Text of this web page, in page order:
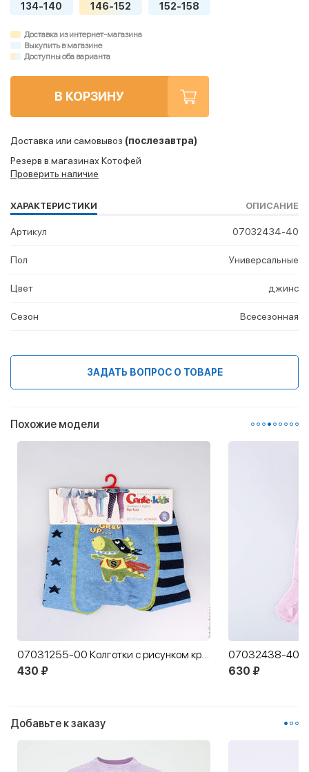
134-140 146-152 152-158
Доставка из интернет-магазина
Выкупить в магазине
Доступны оба варианта
В КОРЗИНУ
Доставка или самовывоз (послезавтра)
Резерв в магазинах Котофей
Проверить наличие
ХАРАКТЕРИСТИКИ ОПИСАНИЕ
Артикул 07032434-40
Пол Универсальные
Цвет джинс
Сезон Всесезонная
ЗАДАТЬ ВОПРОС О ТОВАРЕ
Похожие модели
07031255-00 Колготки с рисунком крокодильчик, 72% хлопок, голубой
430 ₽
630 ₽
Добавьте к заказу